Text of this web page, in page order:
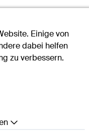
Kontakt Suche Menü
w/d)
Einige von
dabei helfen
zu verbessern.